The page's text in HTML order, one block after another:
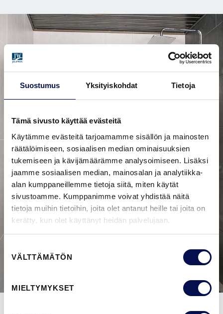
Suostumus Yksityiskohdat Tietoja
Tämä sivusto käyttää evästeitä
Käytämme evästeitä tarjoamamme sisällön ja mainosten
räätälöimiseen, sosiaalisen median ominaisuuksien
tukemiseen ja kävijämäärämme analysoimiseen. Lisäksi
jaamme sosiaalisen median, mainosalan ja analytiikka-
alan kumppaneillemme tietoja siitä, miten käytät
sivustoamme. Kumppanimme voivat yhdistää näitä
tietoja muihin tietoihin, joita olet antanut heille tai joita on
kerätty, kun olet käyttänyt heidän palvelujaan.
valinta
VÄLTTÄMÄTÖN
MIELTYMYKSET